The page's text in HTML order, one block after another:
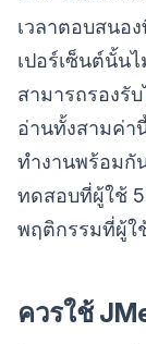
เวลาตอบสนอ
เปอร์เซ็นต์นั้น
สามารถรองรั
อ่านทั้งสามค่า
ทำงานพร้อมกั
ทดสอบที่ผู้ใช้
พฤติกรรมที่ผู้ใ
ควรใช้